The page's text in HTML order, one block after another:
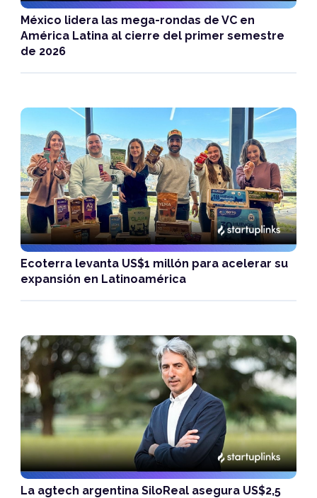
México lidera las mega-rondas de VC en
América Latina al cierre del primer semestre
de 2026
Ecoterra levanta US$1 millón para acelerar su
expansión en Latinoamérica
La agtech argentina SiloReal asegura US$2,5